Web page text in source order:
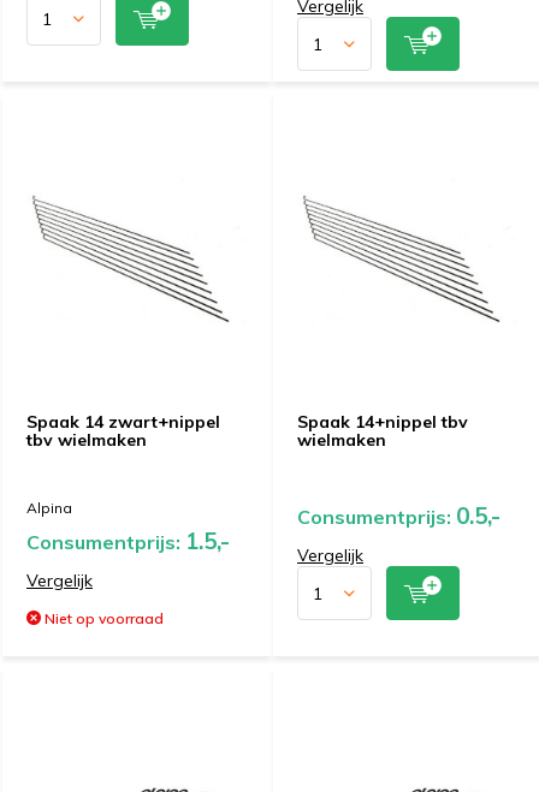
Vergelijk
Spaak 14 zwart+nippel
tbv wielmaken
Alpina
Consumentprijs: 1.5,-
Vergelijk
Niet op voorraad
Spaak 14+nippel tbv
wielmaken
Consumentprijs: 0.5,-
Vergelijk